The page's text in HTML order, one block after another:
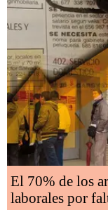
El 70% de los
laborales por